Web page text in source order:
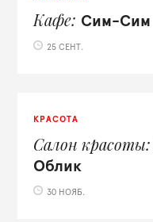
Кафе Сим-Сим
25 СЕНТ.
КРАСОТА
Салон красоты
Облик
30 НОЯБ.